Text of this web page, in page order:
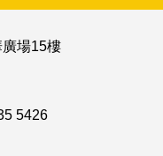
場15樓
5426